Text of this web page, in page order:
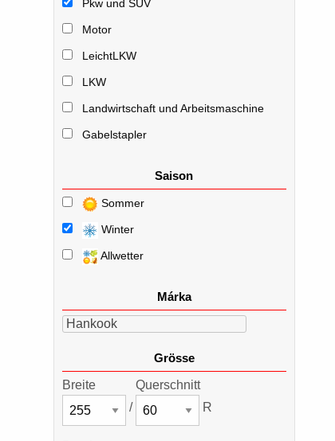
Pkw und SUV
Motor
LeichtLKW
LKW
Landwirtschaft und Arbeitsmaschine
Gabelstapler
Saison
Sommer
Winter
Allwetter
Márka
Hankook
Grösse
Breite
/
Querschnitt
R